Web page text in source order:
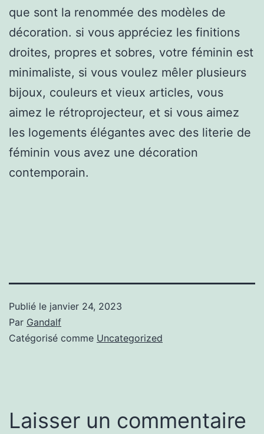
que sont la renommée des modèles de
décoration. si vous appréciez les finitions
droites, propres et sobres, votre féminin est
minimaliste, si vous voulez mêler plusieurs
bijoux, couleurs et vieux articles, vous
aimez le rétroprojecteur, et si vous aimez
les logements élégantes avec des literie de
féminin vous avez une décoration
contemporain.
Publié le janvier 24, 2023
Par Gandalf
Catégorisé comme Uncategorized
Laisser un commentaire